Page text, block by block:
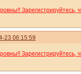
Зарегистрируйтесь,
23 06:15:59
Зарегистрируйтесь,